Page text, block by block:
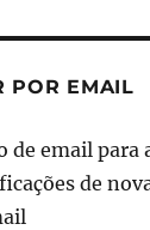
POR EMAIL
de email para
de